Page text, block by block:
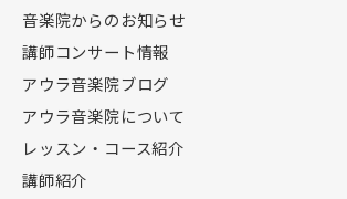
音楽院からのお知らせ
講師コンサート情報
アウラ音楽院ブログ
アウラ音楽院について
レッスン・コース紹介
講師紹介